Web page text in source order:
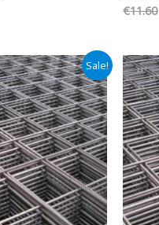
€11.60
Sale!